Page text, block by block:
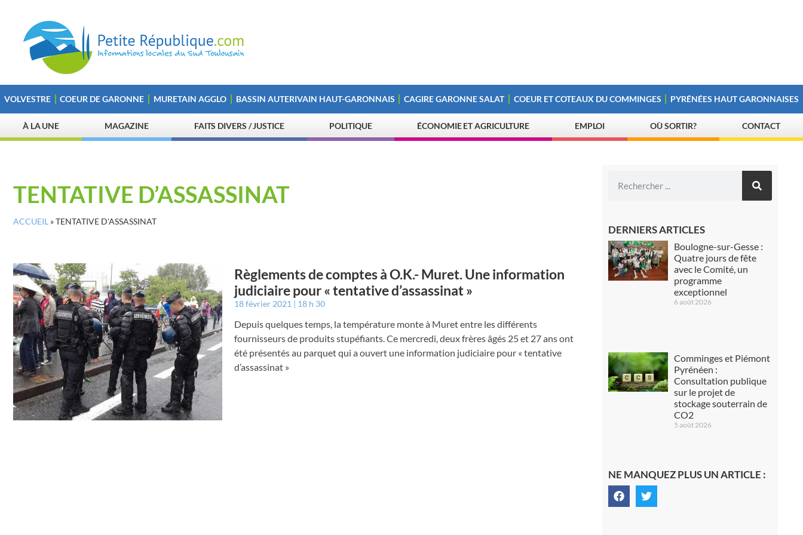
VOLVESTRE COEUR DE GARONNE MURETAIN AGGLO BASSIN AUTERIVAIN HAUT-GARONNAIS CAGIRE GARONNE SALAT COEUR ET COTEAUX DU COMMINGES PYRÉNÉES HAUT GARONNAISES
À LA UNE MAGAZINE FAITS DIVERS / JUSTICE POLITIQUE ÉCONOMIE ET AGRICULTURE EMPLOI OÙ SORTIR? CONTACT
TENTATIVE D’ASSASSINAT
ACCUEIL »TENTATIVE D'ASSASSINAT
Règlements de comptes à O.K.- Muret. Une information
judiciaire pour « tentative d’assassinat »
18 février 2021 18 h 30
Depuis quelques temps, la température monte à Muret entre les différents
fournisseurs de produits stupéfiants. Ce mercredi, deux frères âgés 25 et 27 ans ont
été présentés au parquet qui a ouvert une information judiciaire pour « tentative
d’assassinat »
DERNIERS ARTICLES
Boulogne-sur-Gesse :
Quatre jours de fête
avec le Comité, un
programme
exceptionnel
6 août 2026
Comminges et Piémont
Pyrénéen :
Consultation publique
sur le projet de
stockage souterrain de
CO2
5 août 2026
NE MANQUEZ PLUS UN ARTICLE :